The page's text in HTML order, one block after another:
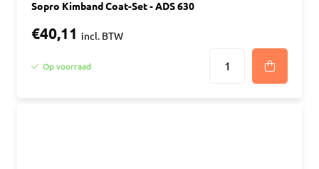
Sopro Kimband Coat-Set - ADS 630
€40,11 incl. BTW
Op voorraad